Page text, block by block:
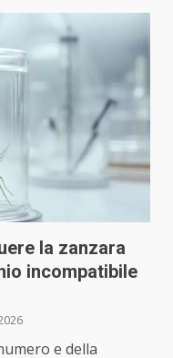
la zanzara
incompatibile
e della